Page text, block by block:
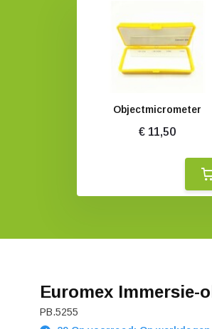
Objectmicrometer
€ 11,50
Euromex Immersie-
PB.5255